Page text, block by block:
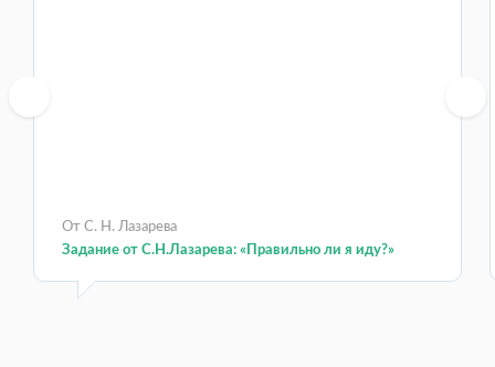
От С. Н. Лазарева
Задание от С.Н.Лазарева: «Правильно ли я иду?»